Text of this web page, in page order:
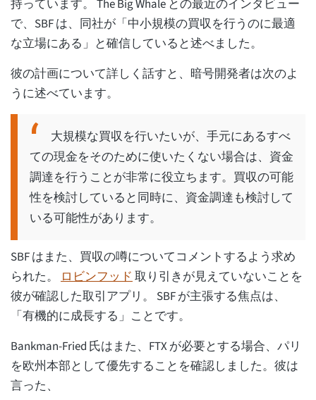
持っています。 The Big Whale との最近のインタビュー
で、SBF は、同社が「中小規模の買収を行うのに最適
な立場にある」と確信していると述べました。
彼の計画について詳しく話すと、暗号開発者は次のよ
うに述べています。
大規模な買収を行いたいが、手元にあるすべ
ての現金をそのために使いたくない場合は、資金
調達を行うことが非常に役立ちます。買収の可能
性を検討していると同時に、資金調達も検討して
いる可能性があります。
SBF はまた、買収の噂についてコメントするよう求め
られた。
ロビンフッド 取り引きが見えていないことを
彼が確認した取引アプリ。 SBF が主張する焦点は、
「有機的に成長する」ことです。
Bankman-Fried 氏はまた、FTX が必要とする場合、パリ
を欧州本部として優先することを確認しました。彼は
言った、